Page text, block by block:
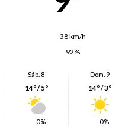
38 km/h
92%
Sáb. 8
14º / 5º
0%
Dom. 9
14º / 3º
0%